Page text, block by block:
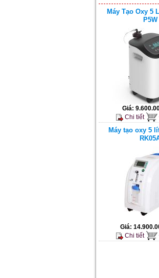
Máy Tạo Oxy 5
P5W
Giá:
Chi tiết
Máy tạo oxy 5
Giá:
Chi tiết